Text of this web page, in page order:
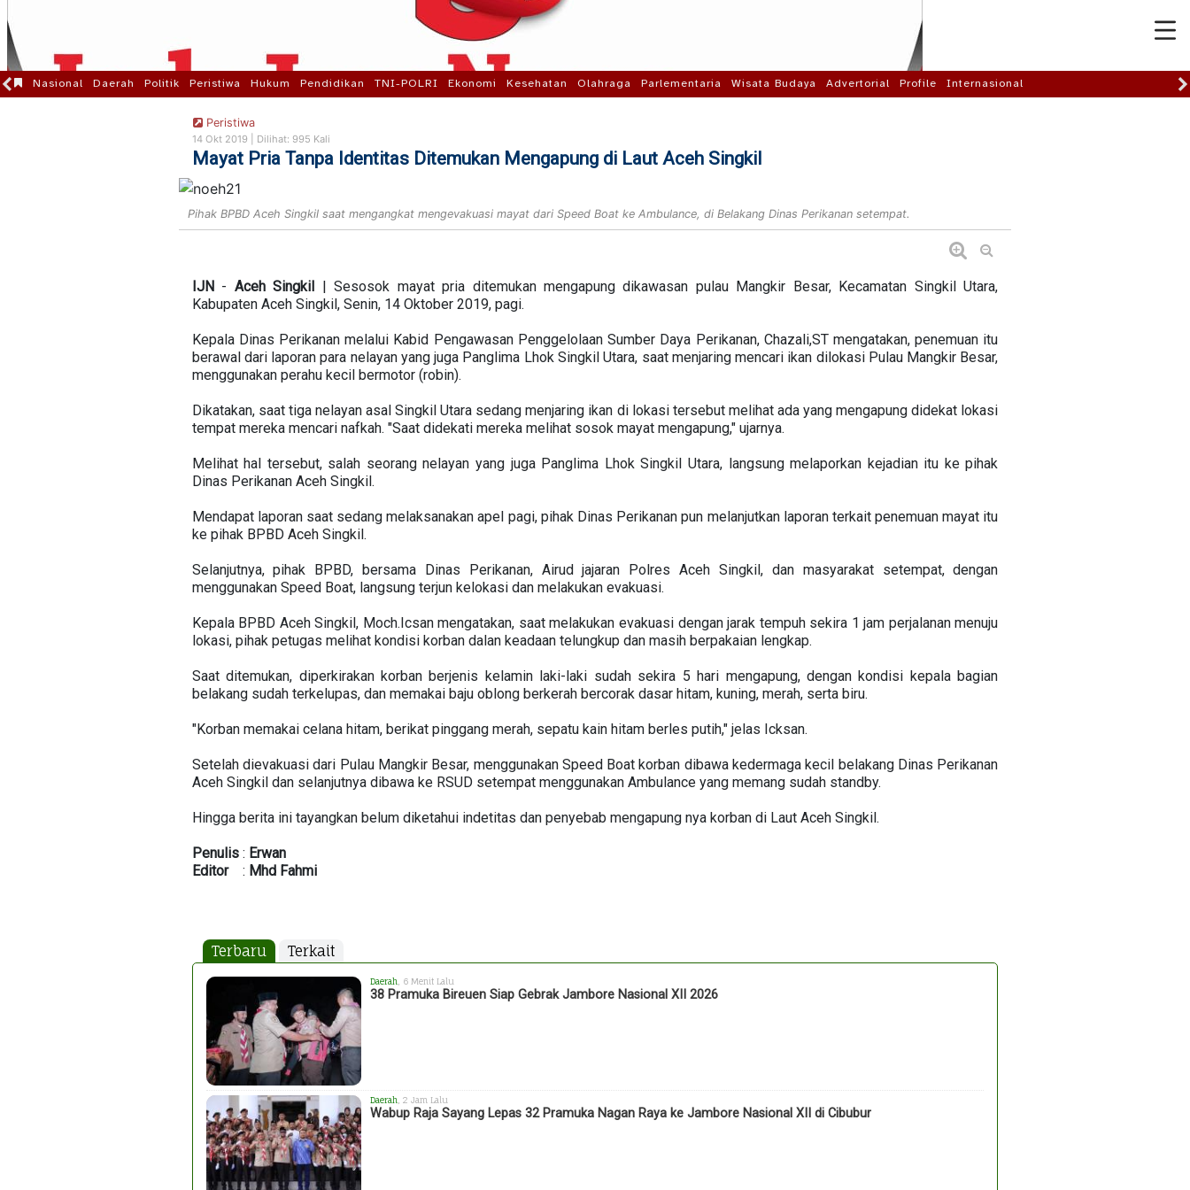
Nasional Daerah Politik Peristiwa Hukum Pendidikan TNI-POLRI Ekonomi Kesehatan Olahraga Parlementaria Wisata Budaya Advertorial Profile Internasional
Peristiwa
14 Okt 2019 | Dilihat: 995 Kali
Mayat Pria Tanpa Identitas Ditemukan Mengapung di Laut Aceh Singkil
Pihak BPBD Aceh Singkil saat mengangkat mengevakuasi mayat dari Speed Boat ke Ambulance, di Belakang Dinas Perikanan setempat.
IJN- Aceh Singkil | Sesosok mayat pria ditemukan mengapung dikawasan pulau Mangkir Besar, Kecamatan Singkil Utara,
Kabupaten Aceh Singkil, Senin, 14 Oktober 2019, pagi.
Kepala Dinas Perikanan melalui Kabid Pengawasan Penggelolaan Sumber Daya Perikanan, Chazali,ST mengatakan, penemuan itu
berawal dari laporan para nelayan yang juga Panglima Lhok Singkil Utara, saat menjaring mencari ikan dilokasi Pulau Mangkir Besar,
menggunakan perahu kecil bermotor (robin).
Dikatakan, saat tiga nelayan asal Singkil Utara sedang menjaring ikan di lokasi tersebut melihat ada yang mengapung didekat lokasi
tempat mereka mencari nafkah. "Saat didekati mereka melihat sosok mayat mengapung," ujarnya.
Melihat hal tersebut, salah seorang nelayan yang juga Panglima Lhok Singkil Utara, langsung melaporkan kejadian itu ke pihak
Dinas Perikanan Aceh Singkil.
Mendapat laporan saat sedang melaksanakan apel pagi, pihak Dinas Perikanan pun melanjutkan laporan terkait penemuan mayat itu
ke pihak BPBD Aceh Singkil.
Selanjutnya, pihak BPBD, bersama Dinas Perikanan, Airud jajaran Polres Aceh Singkil, dan masyarakat setempat, dengan
menggunakan Speed Boat, langsung terjun kelokasi dan melakukan evakuasi.
Kepala BPBD Aceh Singkil, Moch.Icsan mengatakan, saat melakukan evakuasi dengan jarak tempuh sekira 1 jam perjalanan menuju
lokasi, pihak petugas melihat kondisi korban dalan keadaan telungkup dan masih berpakaian lengkap.
Saat ditemukan, diperkirakan korban berjenis kelamin laki-laki sudah sekira 5 hari mengapung, dengan kondisi kepala bagian
belakang sudah terkelupas, dan memakai baju oblong berkerah bercorak dasar hitam, kuning, merah, serta biru.
"Korban memakai celana hitam, berikat pinggang merah, sepatu kain hitam berles putih," jelas Icksan.
Setelah dievakuasi dari Pulau Mangkir Besar, menggunakan Speed Boat korban dibawa kedermaga kecil belakang Dinas Perikanan
Aceh Singkil dan selanjutnya dibawa ke RSUD setempat menggunakan Ambulance yang memang sudah standby.
Hingga berita ini tayangkan belum diketahui indetitas dan penyebab mengapung nya korban di Laut Aceh Singkil.
Penulis: Erwan
Editor: Mhd Fahmi
Terbaru Terkait
Daerah , 6 Menit Lalu
38 Pramuka Bireuen Siap Gebrak Jambore Nasional XII 2026
Daerah , 2 Jam Lalu
Wabup Raja Sayang Lepas 32 Pramuka Nagan Raya ke Jambore Nasional XII di Cibubur